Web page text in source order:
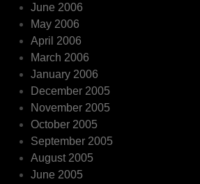
June 2006
May 2006
April 2006
March 2006
January 2006
December 2005
November 2005
October 2005
September 2005
August 2005
June 2005